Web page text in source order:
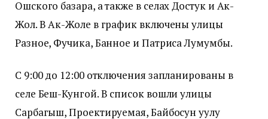
Ошского базара, а также в селах Достук и Ак-
Жол. В Ак-Жоле в график включены улицы
Разное, Фучика, Банное и Патриса Лумумбы.
С 9:00 до 12:00 отключения запланированы в
селе Беш-Кунгой. В список вошли улицы
Сарбагыш, Проектируемая, Байбосун уулу